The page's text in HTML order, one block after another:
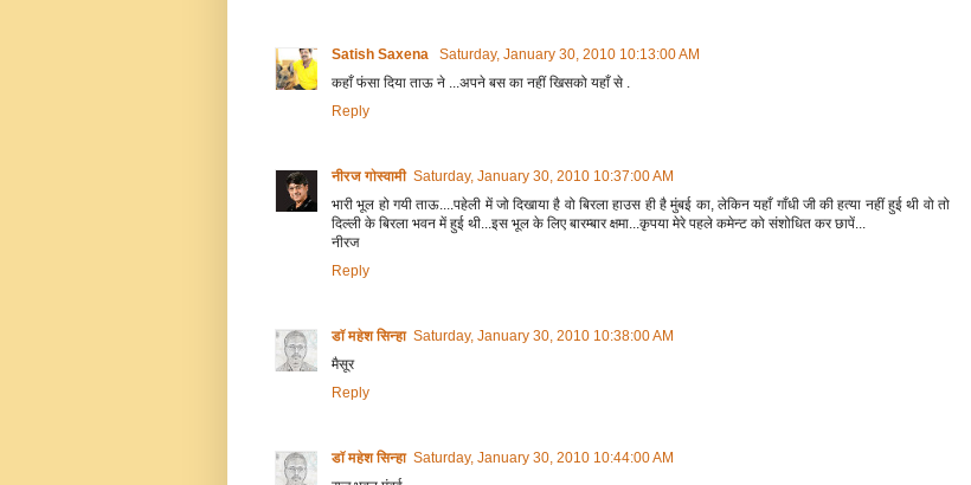
Satish Saxena
Saturday, January 30, 2010 10:13:00 AM
कहाँ फंसा दिया ताऊ ने ...अपने बस का नहीं खिसको यहाँ से .
Reply
नीरज गोस्वामी Saturday, January 30, 2010 10:37:00 AM
भारी भूल हो गयी ताऊ....पहेली में जो दिखाया है वो बिरला हाउस ही है मुंबई का, लेकिन यहाँ गाँधी जी की हत्या नहीं हुई थी वो तो
दिल्ली के बिरला भवन में हुई थी...इस भूल के लिए बारम्बार क्षमा...कृपया मेरे पहले कमेन्ट को संशोधित कर छापें...
नीरज
Reply
डॉ महेश सिन्हा Saturday, January 30, 2010 10:38:00 AM
मैसूर
Reply
डॉ महेश सिन्हा Saturday, January 30, 2010 10:44:00 AM